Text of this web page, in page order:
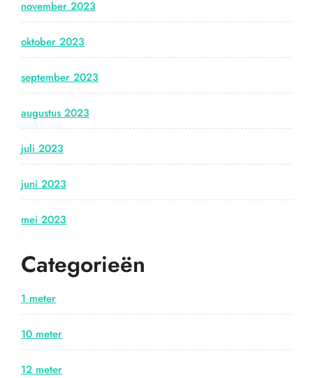
november 2023
oktober 2023
september 2023
augustus 2023
juli 2023
juni 2023
mei 2023
Categorieën
1 meter
10 meter
12 meter